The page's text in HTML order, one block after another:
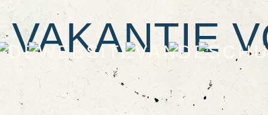
VAKANTIE